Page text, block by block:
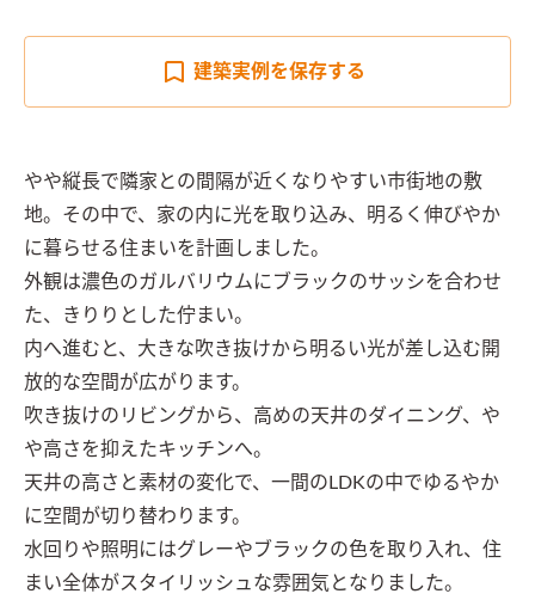
建築実例を保存する
やや縦長で隣家との間隔が近くなりやすい市街地の敷
地。その中で、家の内に光を取り込み、明るく伸びやか
に暮らせる住まいを計画しました。
外観は濃色のガルバリウムにブラックのサッシを合わせ
た、きりりとした佇まい。
内へ進むと、大きな吹き抜けから明るい光が差し込む開
放的な空間が広がります。
吹き抜けのリビングから、高めの天井のダイニング、や
や高さを抑えたキッチンへ。
天井の高さと素材の変化で、一間のLDKの中でゆるやか
に空間が切り替わります。
水回りや照明にはグレーやブラックの色を取り入れ、住
まい全体がスタイリッシュな雰囲気となりました。